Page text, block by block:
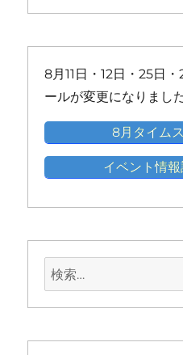
ン
ン
ト)
ト)
8月11日・12日・25日
ールが変更になりました
8月タイム
イベント情
検
索: